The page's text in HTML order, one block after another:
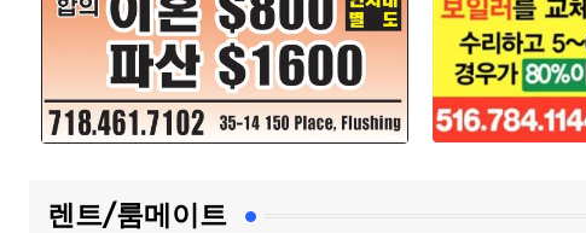
렌트/룸메이트